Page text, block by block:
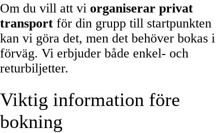
Om du vill att vi organiserar privat
transport för din grupp till startpunkten
kan vi göra det, men det behöver bokas i
förväg. Vi erbjuder både enkel- och
returbiljetter.
Viktig information före
bokning